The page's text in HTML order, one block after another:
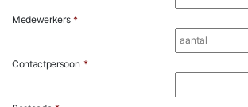
Medewerkers *
Contactpersoon *